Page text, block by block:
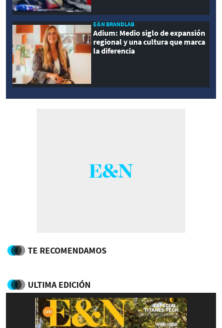
E&N BRANDLAB
Adium: Medio siglo de expansión
regional y una cultura que marca
la diferencia
TE RECOMENDAMOS
ULTIMA EDICIÓN